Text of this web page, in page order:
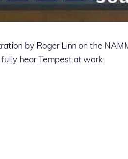
by Roger Linn on the
hear Tempest at work: